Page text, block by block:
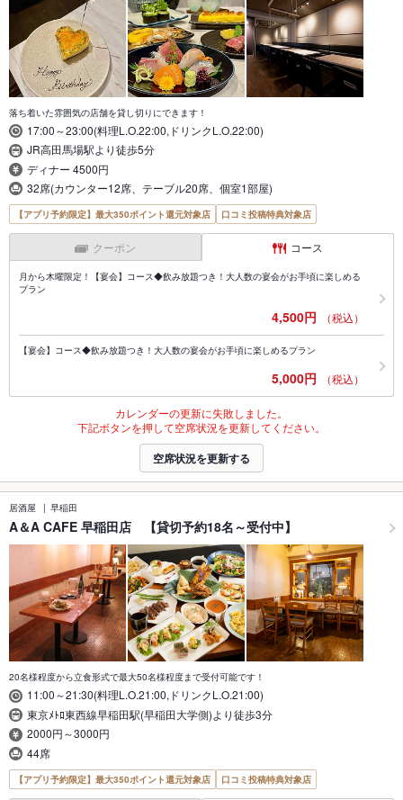
落ち着いた雰囲気の店舗を貸し切りにできます！
17:00～23:00(料理L.O.22:00,ドリンクL.O.22:00)
JR高田馬場駅より徒歩5分
ディナー 4500円
32席(カウンター12席、テーブル20席、個室1部屋)
【アプリ予約限定】最大350ポイント還元対象店 口コミ投稿特典対象店
クーポン コース
月から木曜限定！【宴会】コース◆飲み放題つき！大人数の宴会がお手頃に楽しめる
プラン
4,500円 （税込）
【宴会】コース◆飲み放題つき！大人数の宴会がお手頃に楽しめるプラン
5,000円 （税込）
カレンダーの更新に失敗しました。
下記ボタンを押して空席状況を更新してください。
空席状況を更新する
居酒屋 早稲田
A＆A CAFE 早稲田店 【貸切予約18名～受付中】
20名様程度から立食形式で最大50名様程度まで受付可能です！
11:00～21:30(料理L.O.21:00,ドリンクL.O.21:00)
東京ﾒﾄﾛ東西線早稲田駅(早稲田大学側)より徒歩3分
2000円～3000円
44席
【アプリ予約限定】最大350ポイント還元対象店 口コミ投稿特典対象店